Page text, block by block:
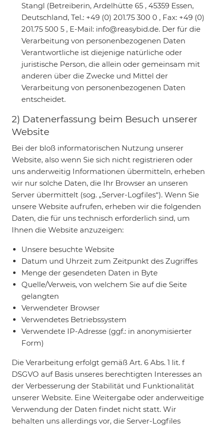
Stangl (Betreiberin, Ardelhütte 65 , 45359 Essen,
Deutschland, Tel.: +49 (0) 201.75 300 0 , Fax: +49 (0)
201.75 500 5 , E-Mail: info@reasybid.de. Der für die
Verarbeitung von personenbezogenen Daten
Verantwortliche ist diejenige natürliche oder
juristische Person, die allein oder gemeinsam mit
anderen über die Zwecke und Mittel der
Verarbeitung von personenbezogenen Daten
entscheidet.
2) Datenerfassung beim Besuch unserer
Website
Bei der bloß informatorischen Nutzung unserer
Website, also wenn Sie sich nicht registrieren oder
uns anderweitig Informationen übermitteln, erheben
wir nur solche Daten, die Ihr Browser an unseren
Server übermittelt (sog. „Server-Logfiles“). Wenn Sie
unsere Website aufrufen, erheben wir die folgenden
Daten, die für uns technisch erforderlich sind, um
Ihnen die Website anzuzeigen:
Unsere besuchte Website
Datum und Uhrzeit zum Zeitpunkt des Zugriffes
Menge der gesendeten Daten in Byte
Quelle/Verweis, von welchem Sie auf die Seite
gelangten
Verwendeter Browser
Verwendetes Betriebssystem
Verwendete IP-Adresse (ggf.: in anonymisierter
Form)
Die Verarbeitung erfolgt gemäß Art. 6 Abs. 1 lit. f
DSGVO auf Basis unseres berechtigten Interesses an
der Verbesserung der Stabilität und Funktionalität
unserer Website. Eine Weitergabe oder anderweitige
Verwendung der Daten findet nicht statt. Wir
behalten uns allerdings vor, die Server-Logfiles